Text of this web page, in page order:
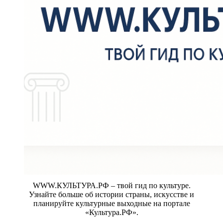
WWW.КУЛЬТУРА.РФ – твой гид по культуре.
Узнайте больше об истории страны, искусстве и
планируйте культурные выходные на портале
«Культура.РФ».